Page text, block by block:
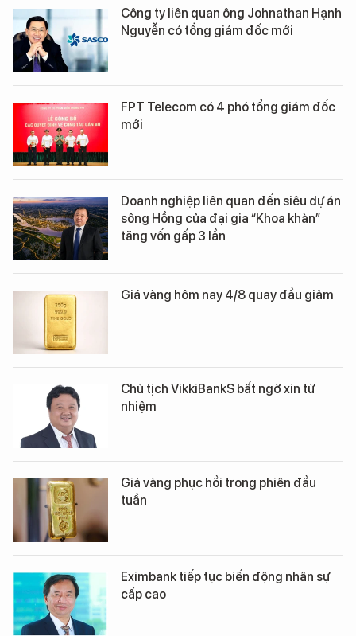
Công ty liên quan ông Johnathan Hạnh
Nguyễn có tổng giám đốc mới
FPT Telecom có 4 phó tổng giám đốc
mới
Doanh nghiệp liên quan đến siêu dự án
sông Hồng của đại gia “Khoa khàn”
tăng vốn gấp 3 lần
Giá vàng hôm nay 4/8 quay đầu giảm
Chủ tịch VikkiBankS bất ngờ xin từ
nhiệm
Giá vàng phục hồi trong phiên đầu
tuần
Eximbank tiếp tục biến động nhân sự
cấp cao